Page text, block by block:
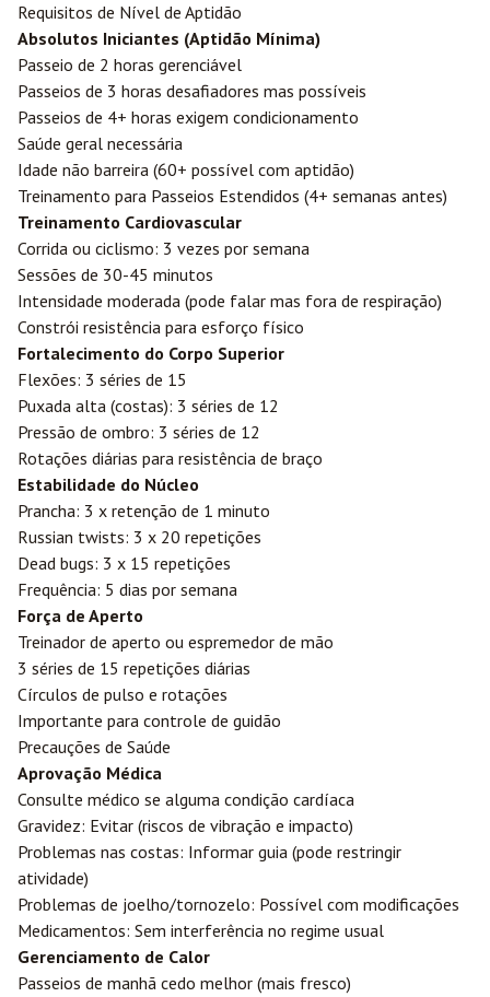
Requisitos de Nível de Aptidão
Absolutos Iniciantes (Aptidão Mínima)
Passeio de 2 horas gerenciável
Passeios de 3 horas desafiadores mas possíveis
Passeios de 4+ horas exigem condicionamento
Saúde geral necessária
Idade não barreira (60+ possível com aptidão)
Treinamento para Passeios Estendidos (4+ semanas antes)
Treinamento Cardiovascular
Corrida ou ciclismo: 3 vezes por semana
Sessões de 30-45 minutos
Intensidade moderada (pode falar mas fora de respiração)
Constrói resistência para esforço físico
Fortalecimento do Corpo Superior
Flexões: 3 séries de 15
Puxada alta (costas): 3 séries de 12
Pressão de ombro: 3 séries de 12
Rotações diárias para resistência de braço
Estabilidade do Núcleo
Prancha: 3 x retenção de 1 minuto
Russian twists: 3 x 20 repetições
Dead bugs: 3 x 15 repetições
Frequência: 5 dias por semana
Força de Aperto
Treinador de aperto ou espremedor de mão
3 séries de 15 repetições diárias
Círculos de pulso e rotações
Importante para controle de guidão
Precauções de Saúde
Aprovação Médica
Consulte médico se alguma condição cardíaca
Gravidez: Evitar (riscos de vibração e impacto)
Problemas nas costas: Informar guia (pode restringir
atividade)
Problemas de joelho/tornozelo: Possível com modificações
Medicamentos: Sem interferência no regime usual
Gerenciamento de Calor
Passeios de manhã cedo melhor (mais fresco)